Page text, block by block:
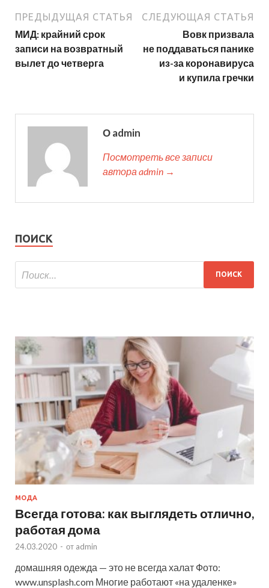
ПРЕДЫДУЩАЯ СТАТЬЯ
МИД: крайний срок
записи на возвратный
вылет до четверга
СЛЕДУЮЩАЯ СТАТЬЯ
Вовк призвала
не поддаваться панике
из-за коронавируса
и купила гречки
О admin
Посмотреть все записи
автора admin →
ПОИСК
МОДА
Всегда готова: как выглядеть отлично,
работая дома
24.03.2020 - от admin
домашняя одежда — это не всегда халат Фото:
www.unsplash.com Многие работают «на удаленке»